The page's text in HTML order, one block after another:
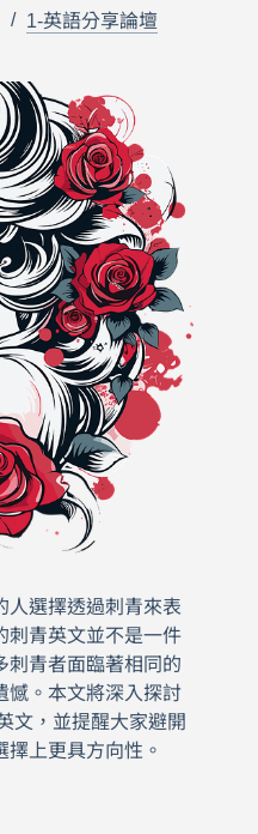
1-英語分享論壇
人選擇透過刺青來表
刺青英文並不是一件
刺青者面臨著相同的
憾。本文將深入探討
文，並提醒大家避開
上更具方向性。